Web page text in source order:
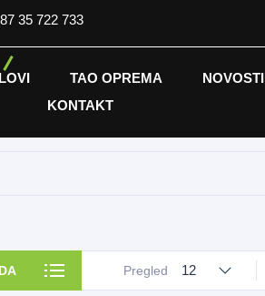
35 722 733
TAO OPREMA NOVOSTI
KONTAKT
Pregled 12